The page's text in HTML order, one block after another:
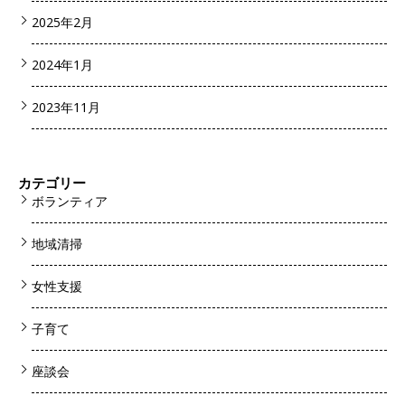
2025年2月
2024年1月
2023年11月
カテゴリー
ボランティア
地域清掃
女性支援
子育て
座談会